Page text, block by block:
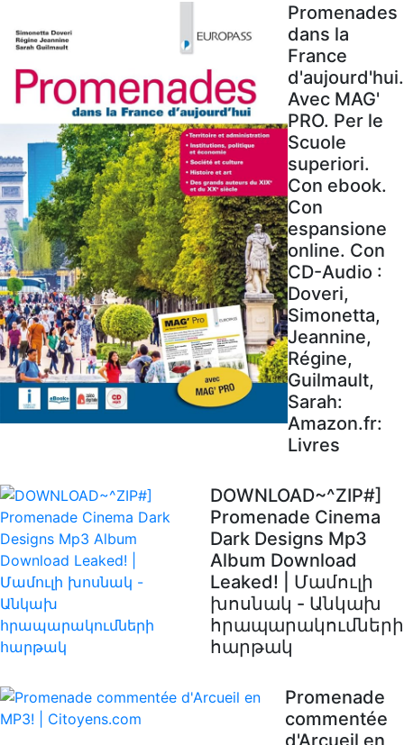
Promenades
dans la
France
d'aujourd'hui.
Avec MAG'
PRO. Per le
Scuole
superiori.
Con ebook.
Con
espansione
online. Con
CD-Audio :
Doveri,
Simonetta,
Jeannine,
Régine,
Guilmault,
Sarah:
Amazon.fr:
Livres
DOWNLOAD~^ZIP#]
Promenade Cinema
Dark Designs Mp3
Album Download
Leaked! | Մամուլի
խոսնակ - Անկախ
հրապարակումների
հարթակ
Promenade
commentée
d'Arcueil en